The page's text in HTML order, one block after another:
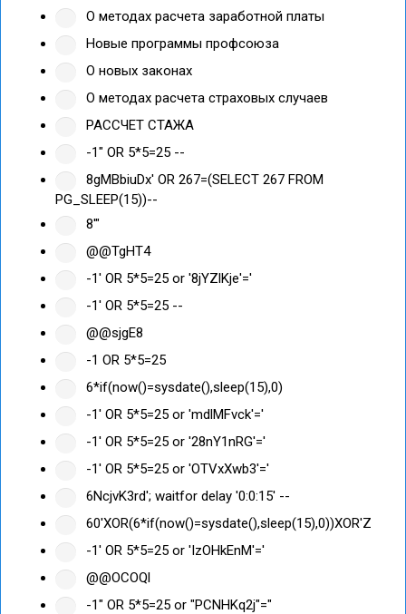
О методах расчета заработной платы
Новые программы профсоюза
О новых законах
О методах расчета страховых случаев
РАССЧЕТ СТАЖА
-1" OR 5*5=25 --
8gMBbiuDx' OR 267=(SELECT 267 FROM
PG_SLEEP(15))--
8'"
@@TgHT4
-1' OR 5*5=25 or '8jYZlKje'='
-1' OR 5*5=25 --
@@sjgE8
-1 OR 5*5=25
6*if(now()=sysdate(),sleep(15),0)
-1' OR 5*5=25 or 'mdlMFvck'='
-1' OR 5*5=25 or '28nY1nRG'='
-1' OR 5*5=25 or 'OTVxXwb3'='
6NcjvK3rd'; waitfor delay '0:0:15' --
60'XOR(6*if(now()=sysdate(),sleep(15),0))XOR'Z
-1' OR 5*5=25 or 'IzOHkEnM'='
@@OCOQl
-1" OR 5*5=25 or "PCNHKq2j"="